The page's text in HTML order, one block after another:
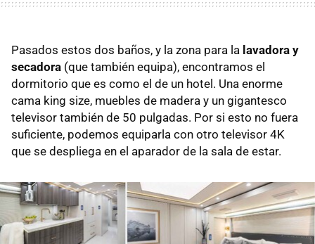
Pasados estos dos baños, y la zona para la lavadora y
secadora (que también equipa), encontramos el
dormitorio que es como el de un hotel. Una enorme
cama king size, muebles de madera y un gigantesco
televisor también de 50 pulgadas. Por si esto no fuera
suficiente, podemos equiparla con otro televisor 4K
que se despliega en el aparador de la sala de estar.